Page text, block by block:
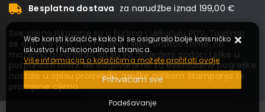
Besplatna dostava za narudžbe iznad 199,00 €
Sve cijene iskazane su u Eurima i uključuju PDV. Trudimo
se dati što bolji i točniji opis i sliku. Unatoč tome, ne
možemo garantirati da su svi navedeni podaci i slike u
potpunosti točni. Ne odgovaramo za eventualne pogreške
nastale u opisu proizvoda, greške prilikom štampanja te
promjene cijena.
Web koristi kolačiće kako bi se osiguralo bolje korisničko
iskustvo i funkcionalnost stranica.
Više informacija o kolačićima možete pročitati ovdje
Prihvaćam sve
Podešavanje